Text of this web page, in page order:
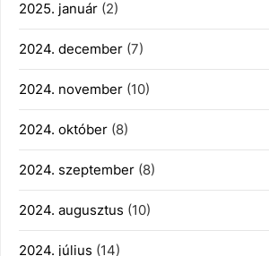
2025. január (2)
2024. december (7)
2024. november (10)
2024. október (8)
2024. szeptember (8)
2024. augusztus (10)
2024. július (14)